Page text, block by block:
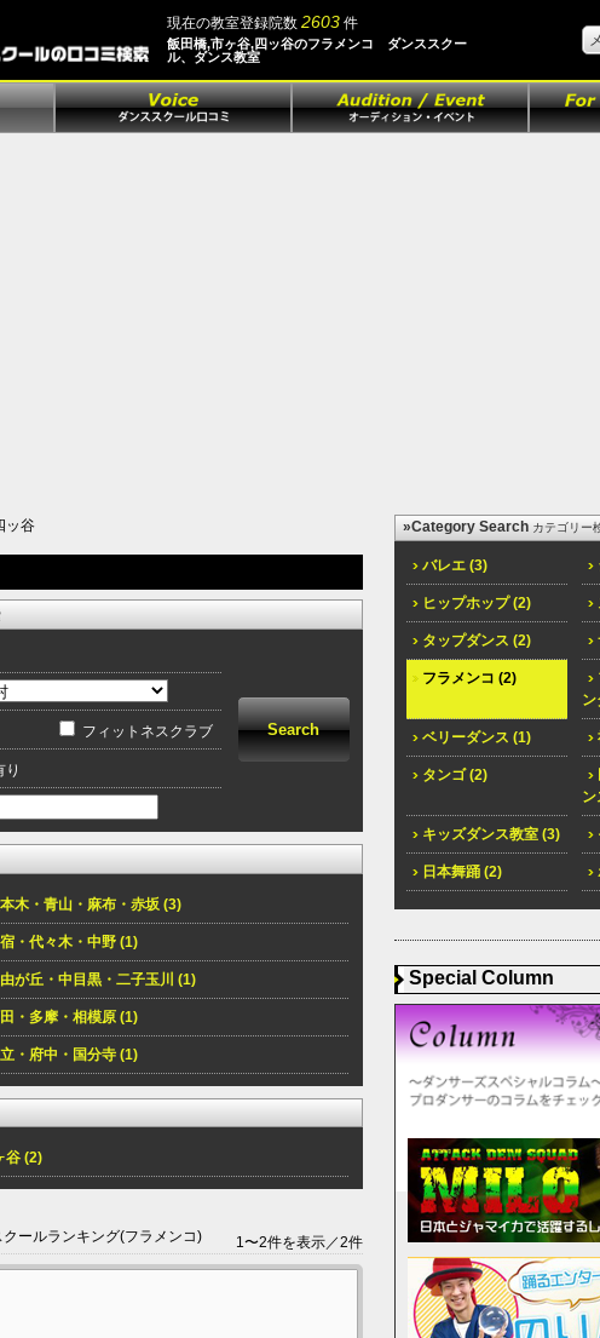
現在の教室登録院数 2603件
飯田橋,市ヶ谷,四ッ谷のフラメンコ ダンススクー
ル、ダンス教室
ッ谷
フィットネスクラブ
り
木・青山・麻布・赤坂 (3)
・代々木・中野 (1)
が丘・中目黒・二子玉川 (1)
・多摩・相模原 (1)
・府中・国分寺 (1)
谷 (2)
ールランキング(フラメンコ) 1〜2件を表示／2件
»Category Search カテゴリー
バレエ (3)
ヒップホップ (2)
タップダンス (2)
フラメンコ (2)
ン
ベリーダンス (1)
タンゴ (2)
ン
キッズダンス教室 (3)
日本舞踊 (2)
Special Column